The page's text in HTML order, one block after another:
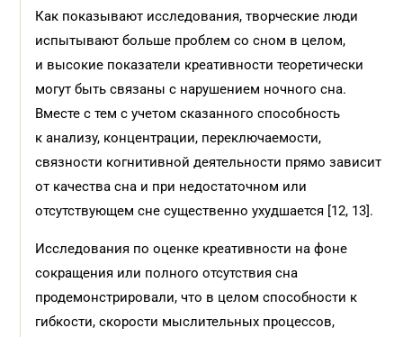
Как показывают исследования, творческие люди
испытывают больше проблем со сном в целом,
и высокие показатели креативности теоретически
могут быть связаны с нарушением ночного сна.
Вместе с тем с учетом сказанного способность
к анализу, концентрации, переключаемости,
связности когнитивной деятельности прямо зависит
от качества сна и при недостаточном или
отсутствующем сне существенно ухудшается [12, 13].
Исследования по оценке креативности на фоне
сокращения или полного отсутствия сна
продемонстрировали, что в целом способности к
гибкости, скорости мыслительных процессов,